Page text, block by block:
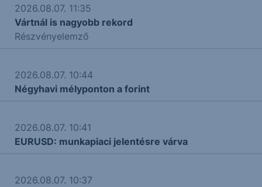
2026.08.07. 11:35
Vártnál is nagyobb rekord
Részvényelemző
2026.08.07. 10:44
Négyhavi mélyponton a forint
2026.08.07. 10:41
EURUSD: munkapiaci jelentésre várva
2026.08.07. 10:37